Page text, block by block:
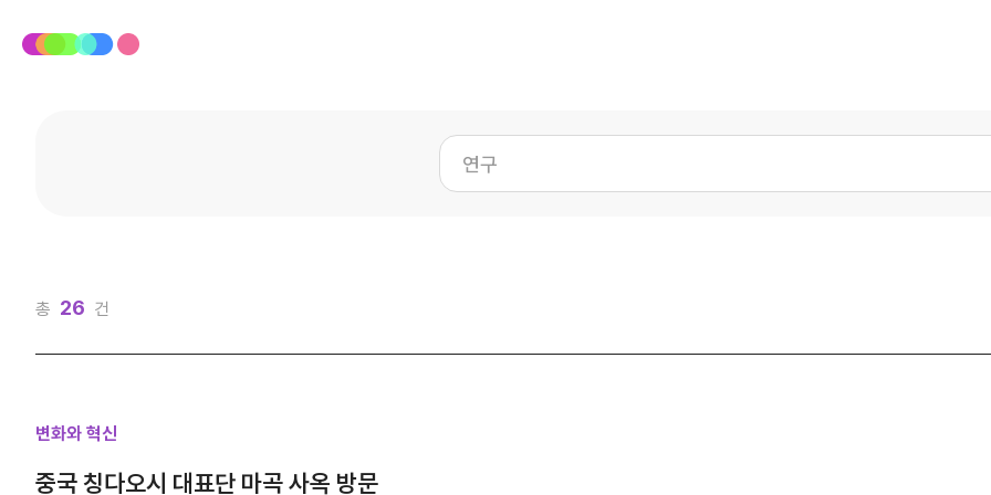
총 26 건
변화와 혁신
중국 칭다오시 대표단 마곡 사옥 방문